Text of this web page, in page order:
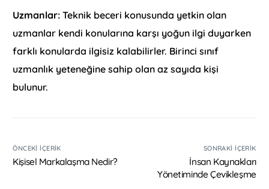
Uzmanlar:Teknik beceri konusunda yetkin olan
uzmanlar kendi konularına karşı yoğun ilgi duyarken
farklı konularda ilgisiz kalabilirler. Birinci sınıf
uzmanlık yeteneğine sahip olan az sayıda kişi
bulunur.
ÖNCEKI İÇERIK
Kişisel Markalaşma Nedir?
SONRAKI İÇERIK
İnsan Kaynakları
Yönetiminde Çevikleşme